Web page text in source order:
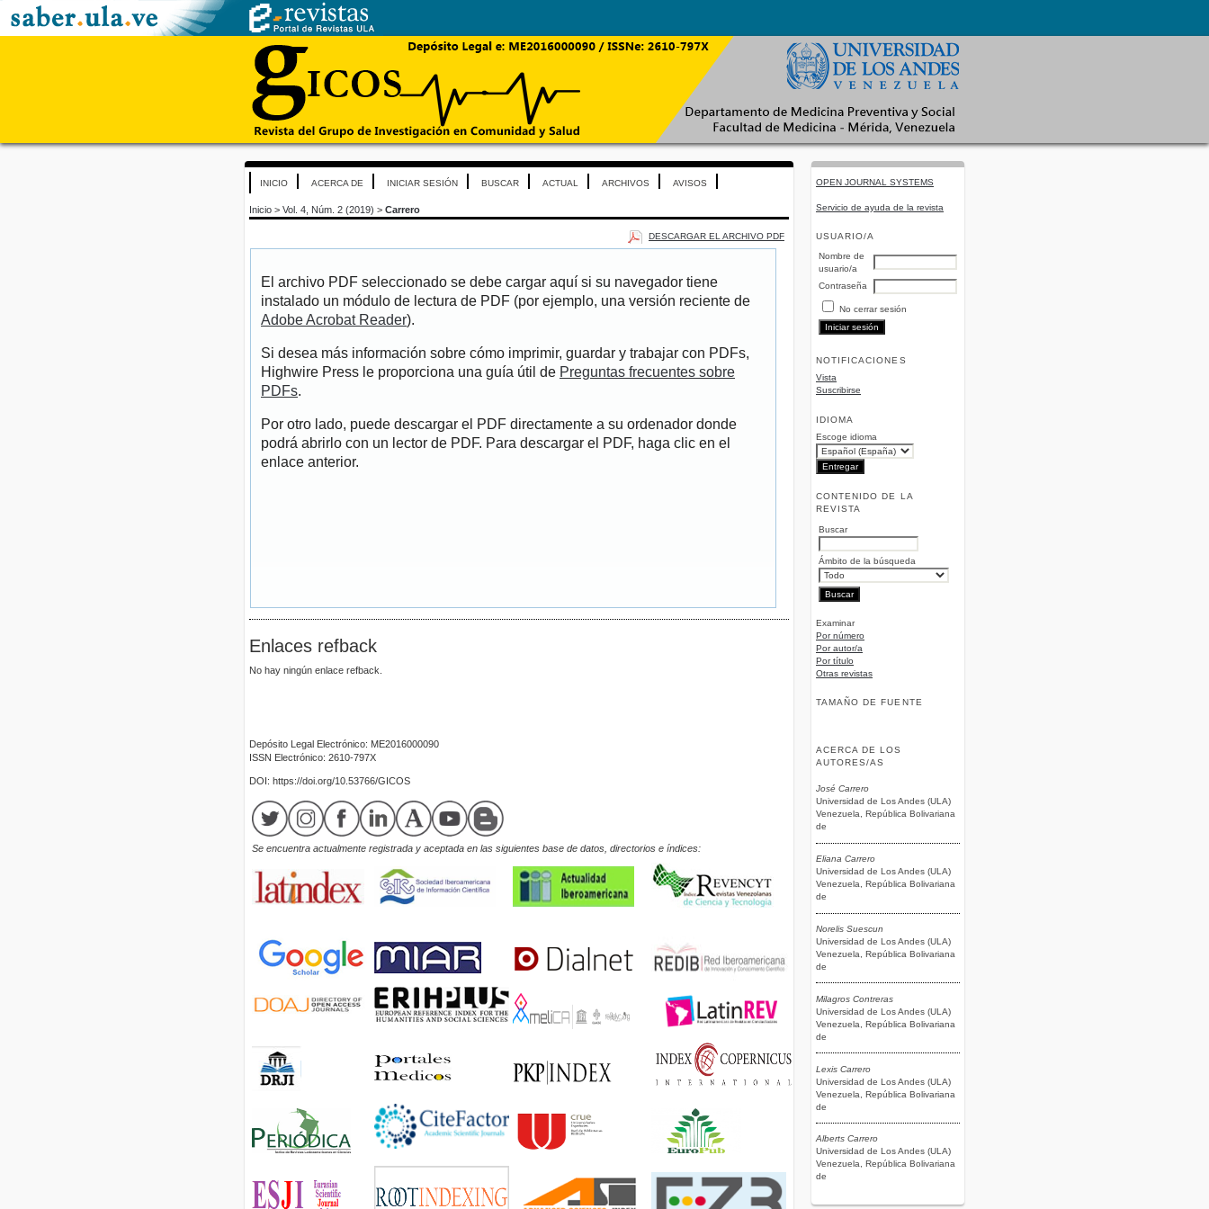
OPEN JOURNAL SYSTEMS
Servicio de ayuda de la revista
USUARIO/A
Nombre de
usuario/a
Contraseña
No cerrar sesión
NOTIFICACIONES
Vista
Suscribirse
IDIOMA
Escoge idioma
CONTENIDO DE LA
REVISTA
Buscar
Ámbito de la búsqueda
Examinar
Por número
Por autor/a
Por título
Otras revistas
TAMAÑO DE FUENTE
ACERCA DE LOS
AUTORES/AS
José Carrero
Universidad de Los Andes (ULA)
Venezuela, República Bolivariana
de
Eliana Carrero
Universidad de Los Andes (ULA)
Venezuela, República Bolivariana
de
Norelis Suescun
Universidad de Los Andes (ULA)
Venezuela, República Bolivariana
de
Milagros Contreras
Universidad de Los Andes (ULA)
Venezuela, República Bolivariana
de
Lexis Carrero
Universidad de Los Andes (ULA)
Venezuela, República Bolivariana
de
Alberts Carrero
Universidad de Los Andes (ULA)
Venezuela, República Bolivariana
de
INICIO ACERCA DE INICIAR SESIÓN BUSCAR ACTUAL ARCHIVOS AVISOS
Inicio > Vol. 4, Núm. 2 (2019) > Carrero
DESCARGAR EL ARCHIVO PDF
El archivo PDF seleccionado se debe cargar aquí si su navegador tiene
instalado un módulo de lectura de PDF (por ejemplo, una versión reciente de
Adobe Acrobat Reader).
Si desea más información sobre cómo imprimir, guardar y trabajar con PDFs,
Highwire Press le proporciona una guía útil de Preguntas frecuentes sobre
PDFs.
Por otro lado, puede descargar el PDF directamente a su ordenador donde
podrá abrirlo con un lector de PDF. Para descargar el PDF, haga clic en el
enlace anterior.
Enlaces refback
No hay ningún enlace refback.
Depósito Legal Electrónico: ME2016000090
ISSN Electrónico: 2610-797X
DOI: https://doi.org/10.53766/GICOS
Se encuentra actualmente registrada y aceptada en las siguientes base de datos, directorios e índices: